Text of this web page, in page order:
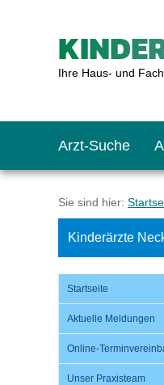
Ihre Haus- und
Arzt-Suche
Sie sind hier:
Kinderärzte
Startseite
Aktuelle Meldungen
Online-
Unser Praxisteam